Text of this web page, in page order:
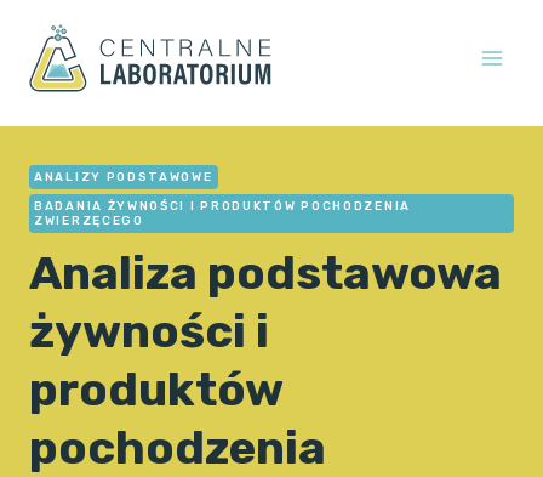
treści
ANALIZY PODSTAWOWE
BADANIA ŻYWNOŚCI I PRODUKTÓW POCHODZENIA
ZWIERZĘCEGO
Analiza podstawowa
żywności i
produktów
pochodzenia